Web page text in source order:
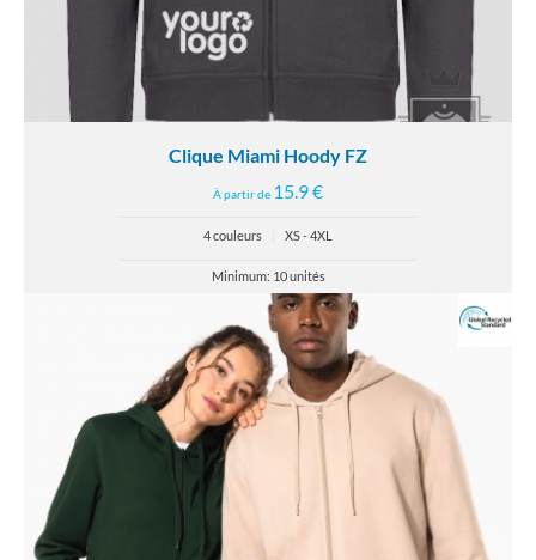
Clique Miami Hoody FZ
À partir de 15.9 €
4 couleurs XS - 4XL
Minimum: 10 unités